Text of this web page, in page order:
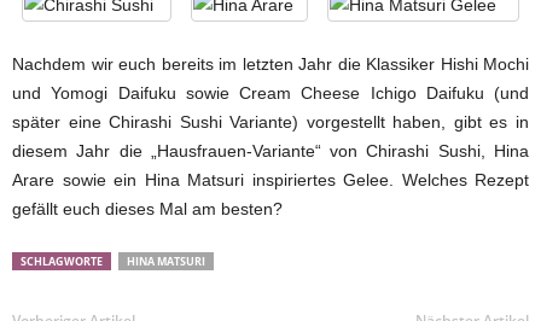
Nachdem wir euch bereits im letzten Jahr die Klassiker Hishi Mochi
und Yomogi Daifuku sowie Cream Cheese Ichigo Daifuku (und
später eine Chirashi Sushi Variante) vorgestellt haben, gibt es in
diesem Jahr die „Hausfrauen-Variante“ von Chirashi Sushi, Hina
Arare sowie ein Hina Matsuri inspiriertes Gelee. Welches Rezept
gefällt euch dieses Mal am besten?
SCHLAGWORTE HINA MATSURI